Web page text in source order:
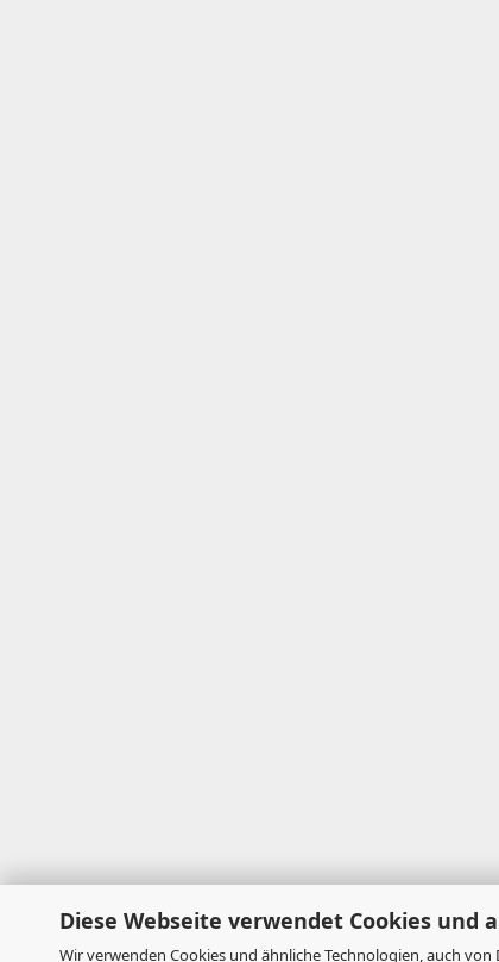
Diese Webseite verwendet Cookies und
Wir verwenden Cookies und ähnliche Technologien, auch